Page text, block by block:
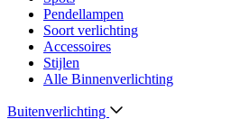
Pendellampen
Soort verlichting
Accessoires
Stijlen
Alle Binnenverlichting
Buitenverlichting